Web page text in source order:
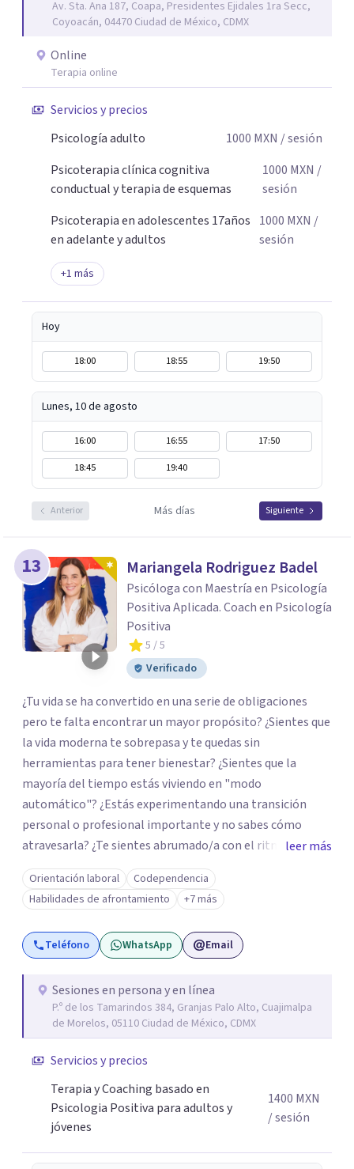
límites saludables, mejorar sus relaciones y afrontar los
desafíos de la vida con mayor seguridad y equilibrio. Será
un privilegio acompañarte en este camino hacia una vida
con mayor bienestar y tranquilidad.
Av. Sta. Ana 187, Coapa, Presidentes Ejidales 1ra Secc,
Coyoacán, 04470 Ciudad de México, CDMX
Online
Terapia online
Servicios y precios
Psicología adulto
1000 MXN / sesión
Psicoterapia clínica cognitiva
conductual y terapia de esquemas
1000 MXN /
sesión
Psicoterapia en adolescentes 17años
en adelante y adultos
1000 MXN /
sesión
+1 más
Hoy
18:00 18:55 19:50
Lunes, 10 de agosto
16:00 16:55
17:50
18:45
19:40
Anterior Más días Siguiente
13 Mariangela Rodriguez Badel
Psicóloga con Maestría en Psicología
Positiva Aplicada. Coach en Psicología
Positiva
5 / 5
Verificado
¿Tu vida se ha convertido en una serie de obligaciones
pero te falta encontrar un mayor propósito? ¿Sientes que
la vida moderna te sobrepasa y te quedas sin
herramientas para tener bienestar? ¿Sientes que la
mayoría del tiempo estás viviendo en "modo
automático"? ¿Estás experimentando una transición
personal o profesional importante y no sabes cómo
atravesarla? ¿Te sientes abrumado/a con el ritmo de tu
día a día y te preguntas si hay una mejor manera de vivir?
¿Aunque no estás deprimido/a sientes que te gustaría
potenciar tu capacidad de bienestar? Hola, Soy
Mariangela Rodriguez Badel. Uno de mis propósitos de
vida es impactar positivamente la vida de jóvenes y
uno/a y acompañándolo/as a encontrar herramientas
que les permitan conectar con su vida de maneras
diferentes y avanzar hacia donde lo necesitan. Hago
manera presencial en la Ciudad de México.
Adicionalmente enseño herramientas de psicología
positiva y bienestar a grupos y equipos.
leer más
Orientación laboral
Codependencia
Habilidades de afrontamiento
+7 más
Teléfono WhatsApp Email
Sesiones en persona y en línea
P.º de los Tamarindos 384, Granjas Palo Alto, Cuajimalpa
de Morelos, 05110 Ciudad de México, CDMX
Servicios y precios
Terapia y Coaching basado en
Psicologia Positiva para adultos y
jóvenes
1400 MXN
/ sesión